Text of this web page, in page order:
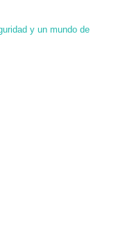
y un mundo de